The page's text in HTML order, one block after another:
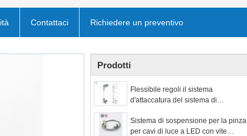
Contattaci Richiedere un preventivo
Prodotti
Flessibile regoli il sistema
d'attaccatura del sistema di
cavo/immagine della galleria
Sistema di sospensione per la pinza
per cavi di luce a LED con vite